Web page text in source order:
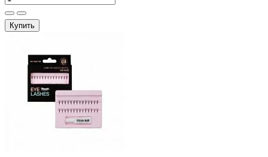
Купить